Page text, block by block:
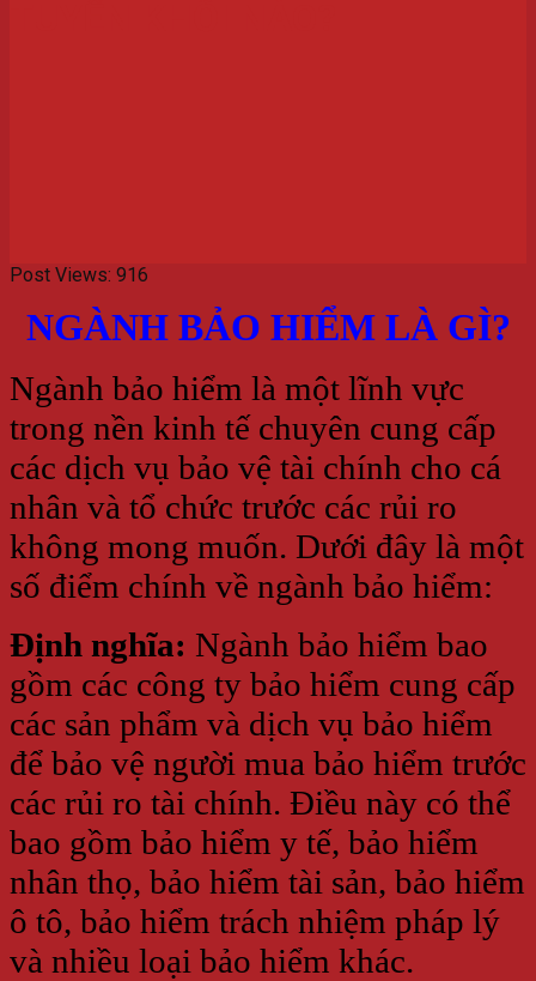
Post Views: 916
NGÀNH BẢO HIỂM LÀ GÌ?
Ngành bảo hiểm là một lĩnh vực
trong nền kinh tế chuyên cung cấp
các dịch vụ bảo vệ tài chính cho cá
nhân và tổ chức trước các rủi ro
không mong muốn. Dưới đây là một
số điểm chính về ngành bảo hiểm:
Định nghĩa: Ngành bảo hiểm bao
gồm các công ty bảo hiểm cung cấp
các sản phẩm và dịch vụ bảo hiểm
để bảo vệ người mua bảo hiểm trước
các rủi ro tài chính. Điều này có thể
bao gồm bảo hiểm y tế, bảo hiểm
nhân thọ, bảo hiểm tài sản, bảo hiểm
ô tô, bảo hiểm trách nhiệm pháp lý
và nhiều loại bảo hiểm khác.